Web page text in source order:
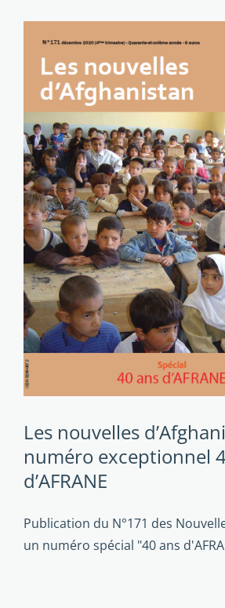
Les nouvelles
numéro exceptionnel
d’AFRANE
Publication du N°171 des
un numéro spécial "40 ans